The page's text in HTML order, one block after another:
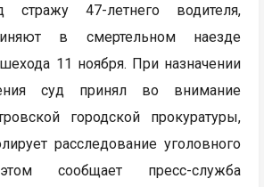
стражу 47-летнего водителя,
в смертельном наезде
11 ноября. При назначении
суд принял во внимание
городской прокуратуры,
расследование уголовного
сообщает пресс-служба